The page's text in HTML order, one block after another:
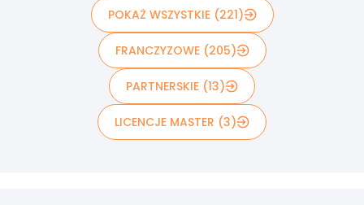
POKAŻ WSZYSTKIE (221)
FRANCZYZOWE (205)
PARTNERSKIE (13)
LICENCJE MASTER (3)